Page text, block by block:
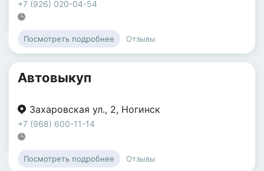
+7 (926) 020-04-54
Посмотреть подробнее Отзывы
Автовыкуп
Захаровская ул., 2, Ногинск
+7 (968) 600-11-14
Посмотреть подробнее Отзывы